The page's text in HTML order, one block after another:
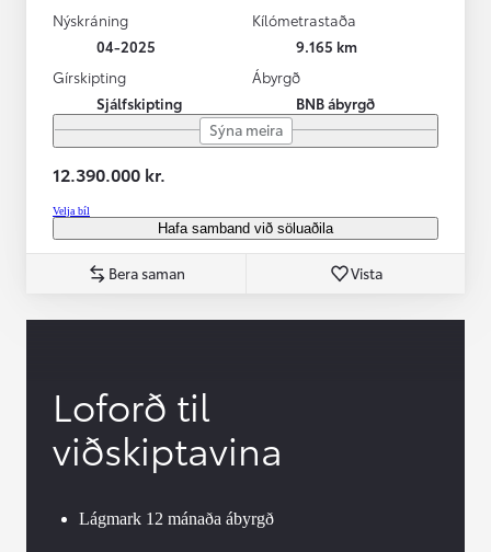
Nýskráning
04-2025
Kílómetrastaða
9.165 km
Gírskipting
Sjálfskipting
Ábyrgð
BNB ábyrgð
Sýna meira
12.390.000 kr.
Velja bíl
Hafa samband við söluaðila
Bera saman Vista
Loforð til
viðskiptavina
Lágmark 12 mánaða ábyrgð